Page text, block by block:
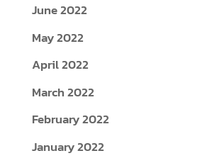
June 2022
May 2022
April 2022
March 2022
February 2022
January 2022